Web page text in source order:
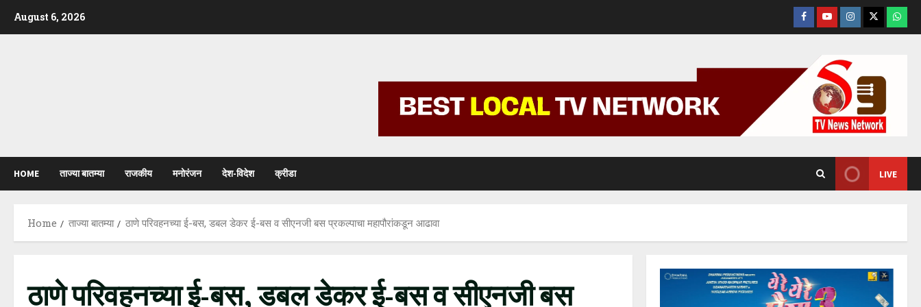
August 6, 2026 Facebook
YouTubeInstagram
Tweeter
App.
HOME ताज्या बातम्या राजकीय मनोरंजन देश-विदेश क्रीडा LIVE
Home ताज्या बातम्या ठाणे परिवहनच्या ई-बस, डबल डेकर ई-बस व सीएनजी बस प्रकल्पाचा महापौरांकडून आढावा
ठाणे परिवहनच्या ई-बस, डबल डेकर ई-बस व सीएनजी बस